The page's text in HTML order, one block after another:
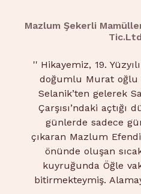
Mazlum Şekerli Mamüller
'' Hikayemiz, 19.
doğumlu Murat oğlu
Selanik’ten gelerek
Çarşısı’ndaki açtığı
günlerde sadece
çıkaran Mazlum
önünde oluşan
kuyruğunda Öğle
bitirmekteymiş.